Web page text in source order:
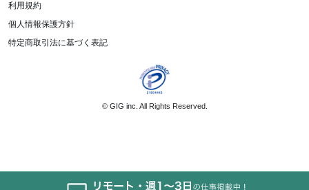
利用規約
個人情報保護方針
特定商取引法に基づく表記
© GIG inc. All Rights Reserved.